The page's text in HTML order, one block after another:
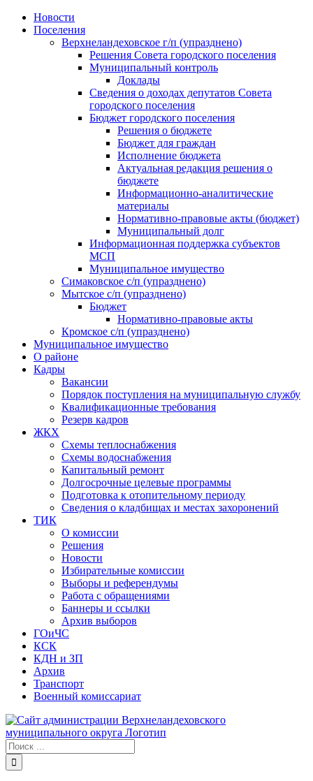
Skip
Новости
Поселения
Верхнеландеховское г/п (упразднено)
Решения Совета городского поселения
Муниципальный контроль
Доклады
Сведения о доходах депутатов Совета
городского поселения
Бюджет городского поселения
Решения о бюджете
Бюджет для граждан
Исполнение бюджета
Актуальная редакция решения о
бюджете
Информационно-аналитические
материалы
Нормативно-правовые акты (бюджет)
Муниципальный долг
Информационная поддержка субъектов
МСП
Муниципальное имущество
Симаковское с/п (упразднено)
Мытское с/п (упразднено)
Бюджет
Нормативно-правовые акты
Кромское с/п (упразднено)
Муниципальное имущество
О районе
Кадры
Вакансии
Порядок поступления на муниципальную службу
Квалификационные требования
Резерв кадров
ЖКХ
Схемы теплоснабжения
Схемы водоснабжения
Капитальный ремонт
Долгосрочные целевые программы
Подготовка к отопительному периоду
Сведения о кладбищах и местах захоронений
ТИК
О комиссии
Решения
Новости
Избирательные комиссии
Выборы и референдумы
Работа с обращениями
Баннеры и ссылки
Архив выборов
ГОиЧС
КСК
КДН и ЗП
Архив
Транспорт
Военный комиссариат
Результат
поиска: